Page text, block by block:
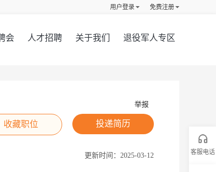
免费注册
用户登录
会 人才招聘 关于我们 退役军人专区
举报
投递简历
收藏职位
更新时间： 2025-03-12 客服电话